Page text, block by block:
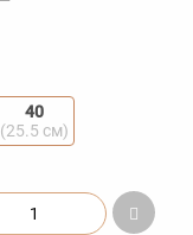
40
(25.5 см)